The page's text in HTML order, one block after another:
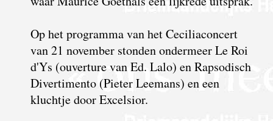
Op het programma van het Ceciliaconcert
van 21 november stonden ondermeer Le Roi
d'Ys (ouverture van Ed. Lalo) en Rapsodisch
Divertimento (Pieter Leemans) en een
kluchtje door Excelsior.